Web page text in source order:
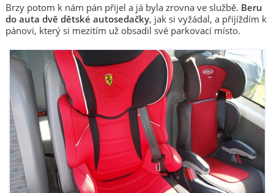
Brzy potom k nám pán přijel a já byla zrovna ve službě. Beru
do auta dvě dětské autosedačky, jak si vyžádal, a přijíždím k
pánovi, který si mezitím už obsadil své parkovací místo.